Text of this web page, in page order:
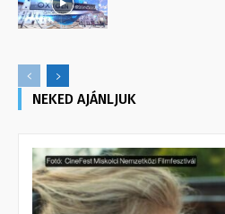
NEKED AJÁNLJUK